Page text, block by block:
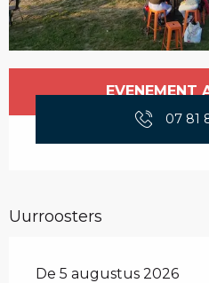
Openingstijden en
EVENEMENT
07 81
Uurroosters
De 5 augustus 2026